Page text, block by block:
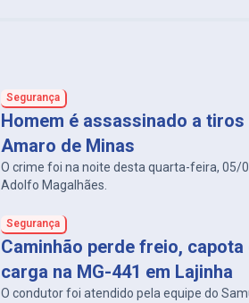
Segurança
Homem é assassinado a tiros
Amaro de Minas
O crime foi na noite desta quarta-feira, 05/
Adolfo Magalhães.
Segurança
Caminhão perde freio, capota
carga na MG-441 em Lajinha
O condutor foi atendido pela equipe do